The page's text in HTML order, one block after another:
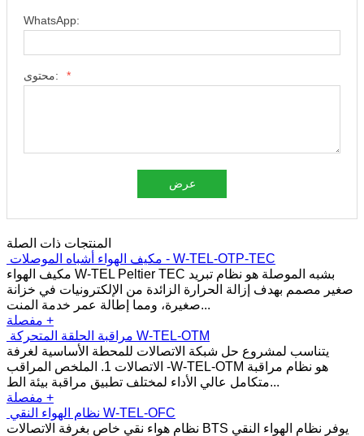
WhatsApp:
محتوى: *
عرض
المنتجات ذات الصلة
مكيف الهواء أشباه الموصلات - W-TEL-OTP-TEC
مكيف الهواء W-TEL Peltier TEC بشبه الموصلة هو نظام تبريد
صغير مصمم بهدف إزالة الحرارة الزائدة من الإلكترونيات في خزانة
صغيرة، ومما إطالة عمر خدمة المنت...
مفصلة +
مراقبة الحلقة المتحركة W-TEL-OTM
يتناسب لمشروع حل شبكة الاتصالات للمحطة الأساسية لغرفة
الاتصالات 1. الملخص المراقب -W-TEL-OTM هو نظام مراقبة
متكامل عالي الأداء لمختلف تطبيق مراقبة بيئة الط...
مفصلة +
نظام الهواء النقي W-TEL-OFC
نظام هواء نقي خاص بغرفة الاتصالات BTS يوفر نظام الهواء النقي